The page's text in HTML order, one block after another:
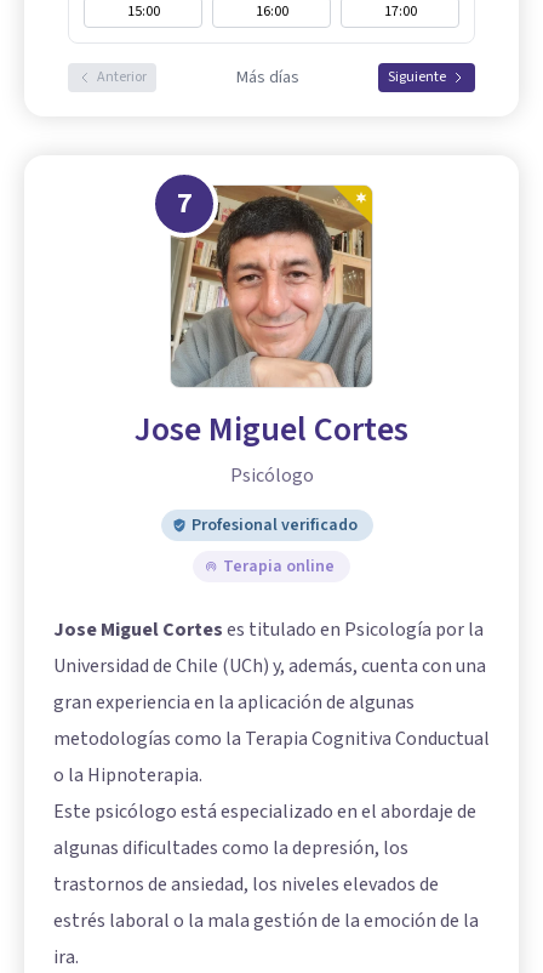
15:00
16:00 17:00
Anterior Más días Siguiente
7
Jose Miguel Cortes
Psicólogo
Profesional verificado
Terapia online
Jose Miguel Corteses titulado en Psicología por la
Universidad de Chile (UCh) y, además, cuenta con una
gran experiencia en la aplicación de algunas
metodologías como la Terapia Cognitiva Conductual
o la Hipnoterapia.
Este psicólogo está especializado en el abordaje de
algunas dificultades como la depresión, los
trastornos de ansiedad, los niveles elevados de
estrés laboral o la mala gestión de la emoción de la
ira.